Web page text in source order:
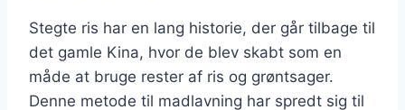
Stegte ris har en lang historie, der går tilbage til
det gamle Kina, hvor de blev skabt som en
måde at bruge rester af ris og grøntsager.
Denne metode til madlavning har spredt sig til